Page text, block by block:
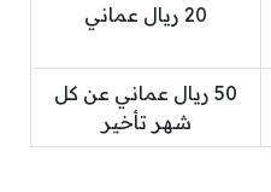
20 ريال عماني
50 ريال عماني عن كل
شهر تأخير